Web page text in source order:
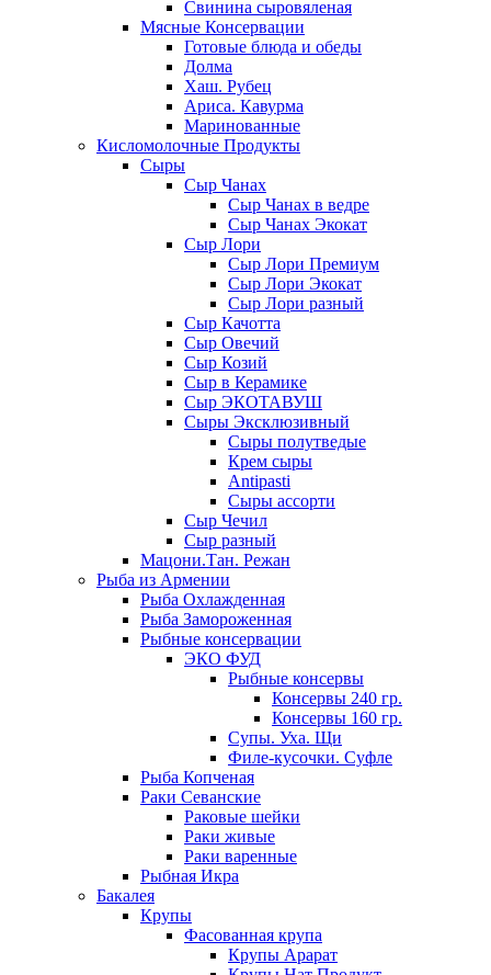
Свинина сыровяленая
Мясные Консервации
Готовые блюда и обеды
Долма
Хаш. Рубец
Ариса. Кавурма
Маринованные
Кисломолочные Продукты
Сыры
Сыр Чанах
Сыр Чанах в ведре
Сыр Чанах Экокат
Сыр Лори
Сыр Лори Премиум
Сыр Лори Экокат
Сыр Лори разный
Сыр Качотта
Сыр Овечий
Сыр Козий
Сыр в Керамике
Сыр ЭКОТАВУШ
Сыры Эксклюзивный
Сыры полутведые
Крем сыры
Antipasti
Сыры ассорти
Сыр Чечил
Сыр разный
Мацони.Тан. Режан
Рыба из Армении
Рыба Охлажденная
Рыба Замороженная
Рыбные консервации
ЭКО ФУД
Рыбные консервы
Консервы 240 гр.
Консервы 160 гр.
Супы. Уха. Щи
Филе-кусочки. Суфле
Рыба Копченая
Раки Севанские
Раковые шейки
Раки живые
Раки варенные
Рыбная Икра
Бакалея
Крупы
Фасованная крупа
Крупы Арарат